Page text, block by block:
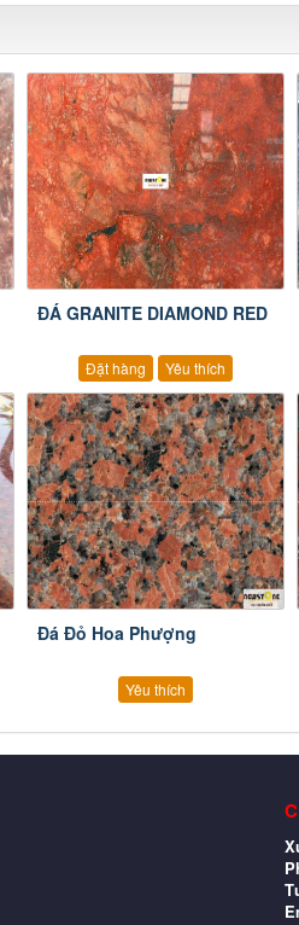
ĐÁ GRANITE DIAMOND RED
Đặt hàng Yêu thích
Đá Đỏ Hoa Phượng
Yêu thích